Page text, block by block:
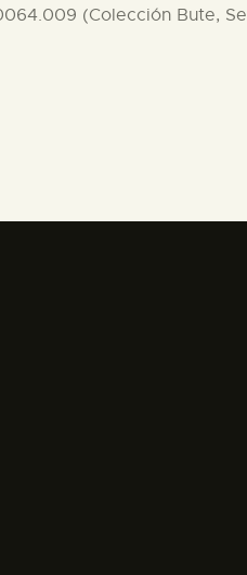
(Colección Bute,